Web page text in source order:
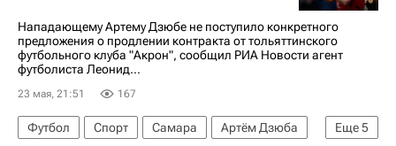
Нападающему Артему Дзюбе не поступило конкретного
предложения о продлении контракта от тольяттинского
футбольного клуба "Акрон", сообщил РИА Новости агент
футболиста Леонид...
23 мая, 21:51 167
Еще5
Футбол Спорт Самара
Артём Дзюба